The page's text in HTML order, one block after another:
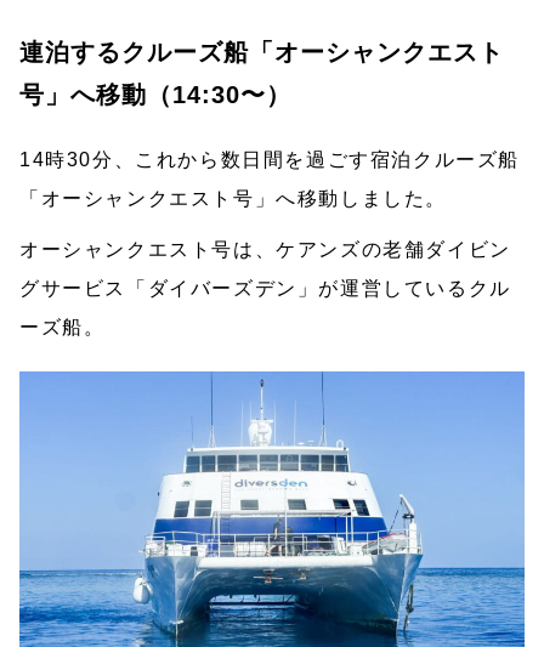
連泊するクルーズ船「オーシャンクエスト
号」へ移動（14:30〜）
14時30分、これから数日間を過ごす宿泊クルーズ船
「オーシャンクエスト号」へ移動しました。
オーシャンクエスト号は、ケアンズの老舗ダイビン
グサービス「ダイバーズデン」が運営しているクル
ーズ船。